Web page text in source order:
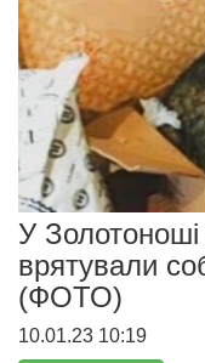
У Золотоноші
врятували
(ФОТО)
10.01.23 10:19